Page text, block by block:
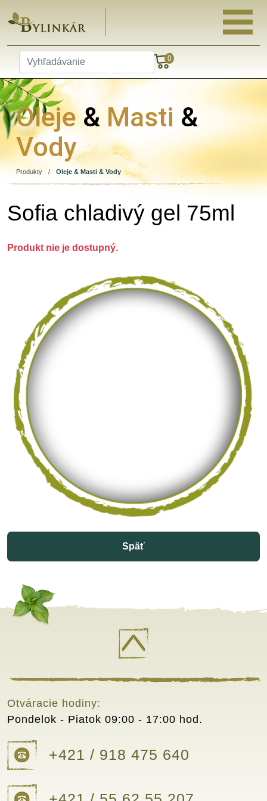
0
Oleje& Masti &
Vody
Produkty / Oleje & Masti & Vody
Sofia chladivý gel 75ml
Produkt nie je dostupný.
Späť
+421 / 918 475 640
Otváracie hodiny:
Pondelok - Piatok 09:00 - 17:00 hod.